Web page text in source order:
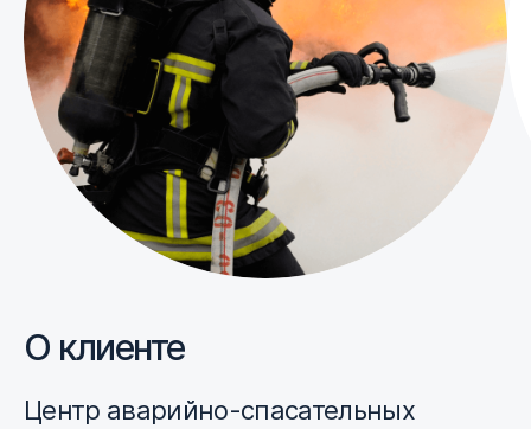
О клиенте
Центр аварийно-спасательных